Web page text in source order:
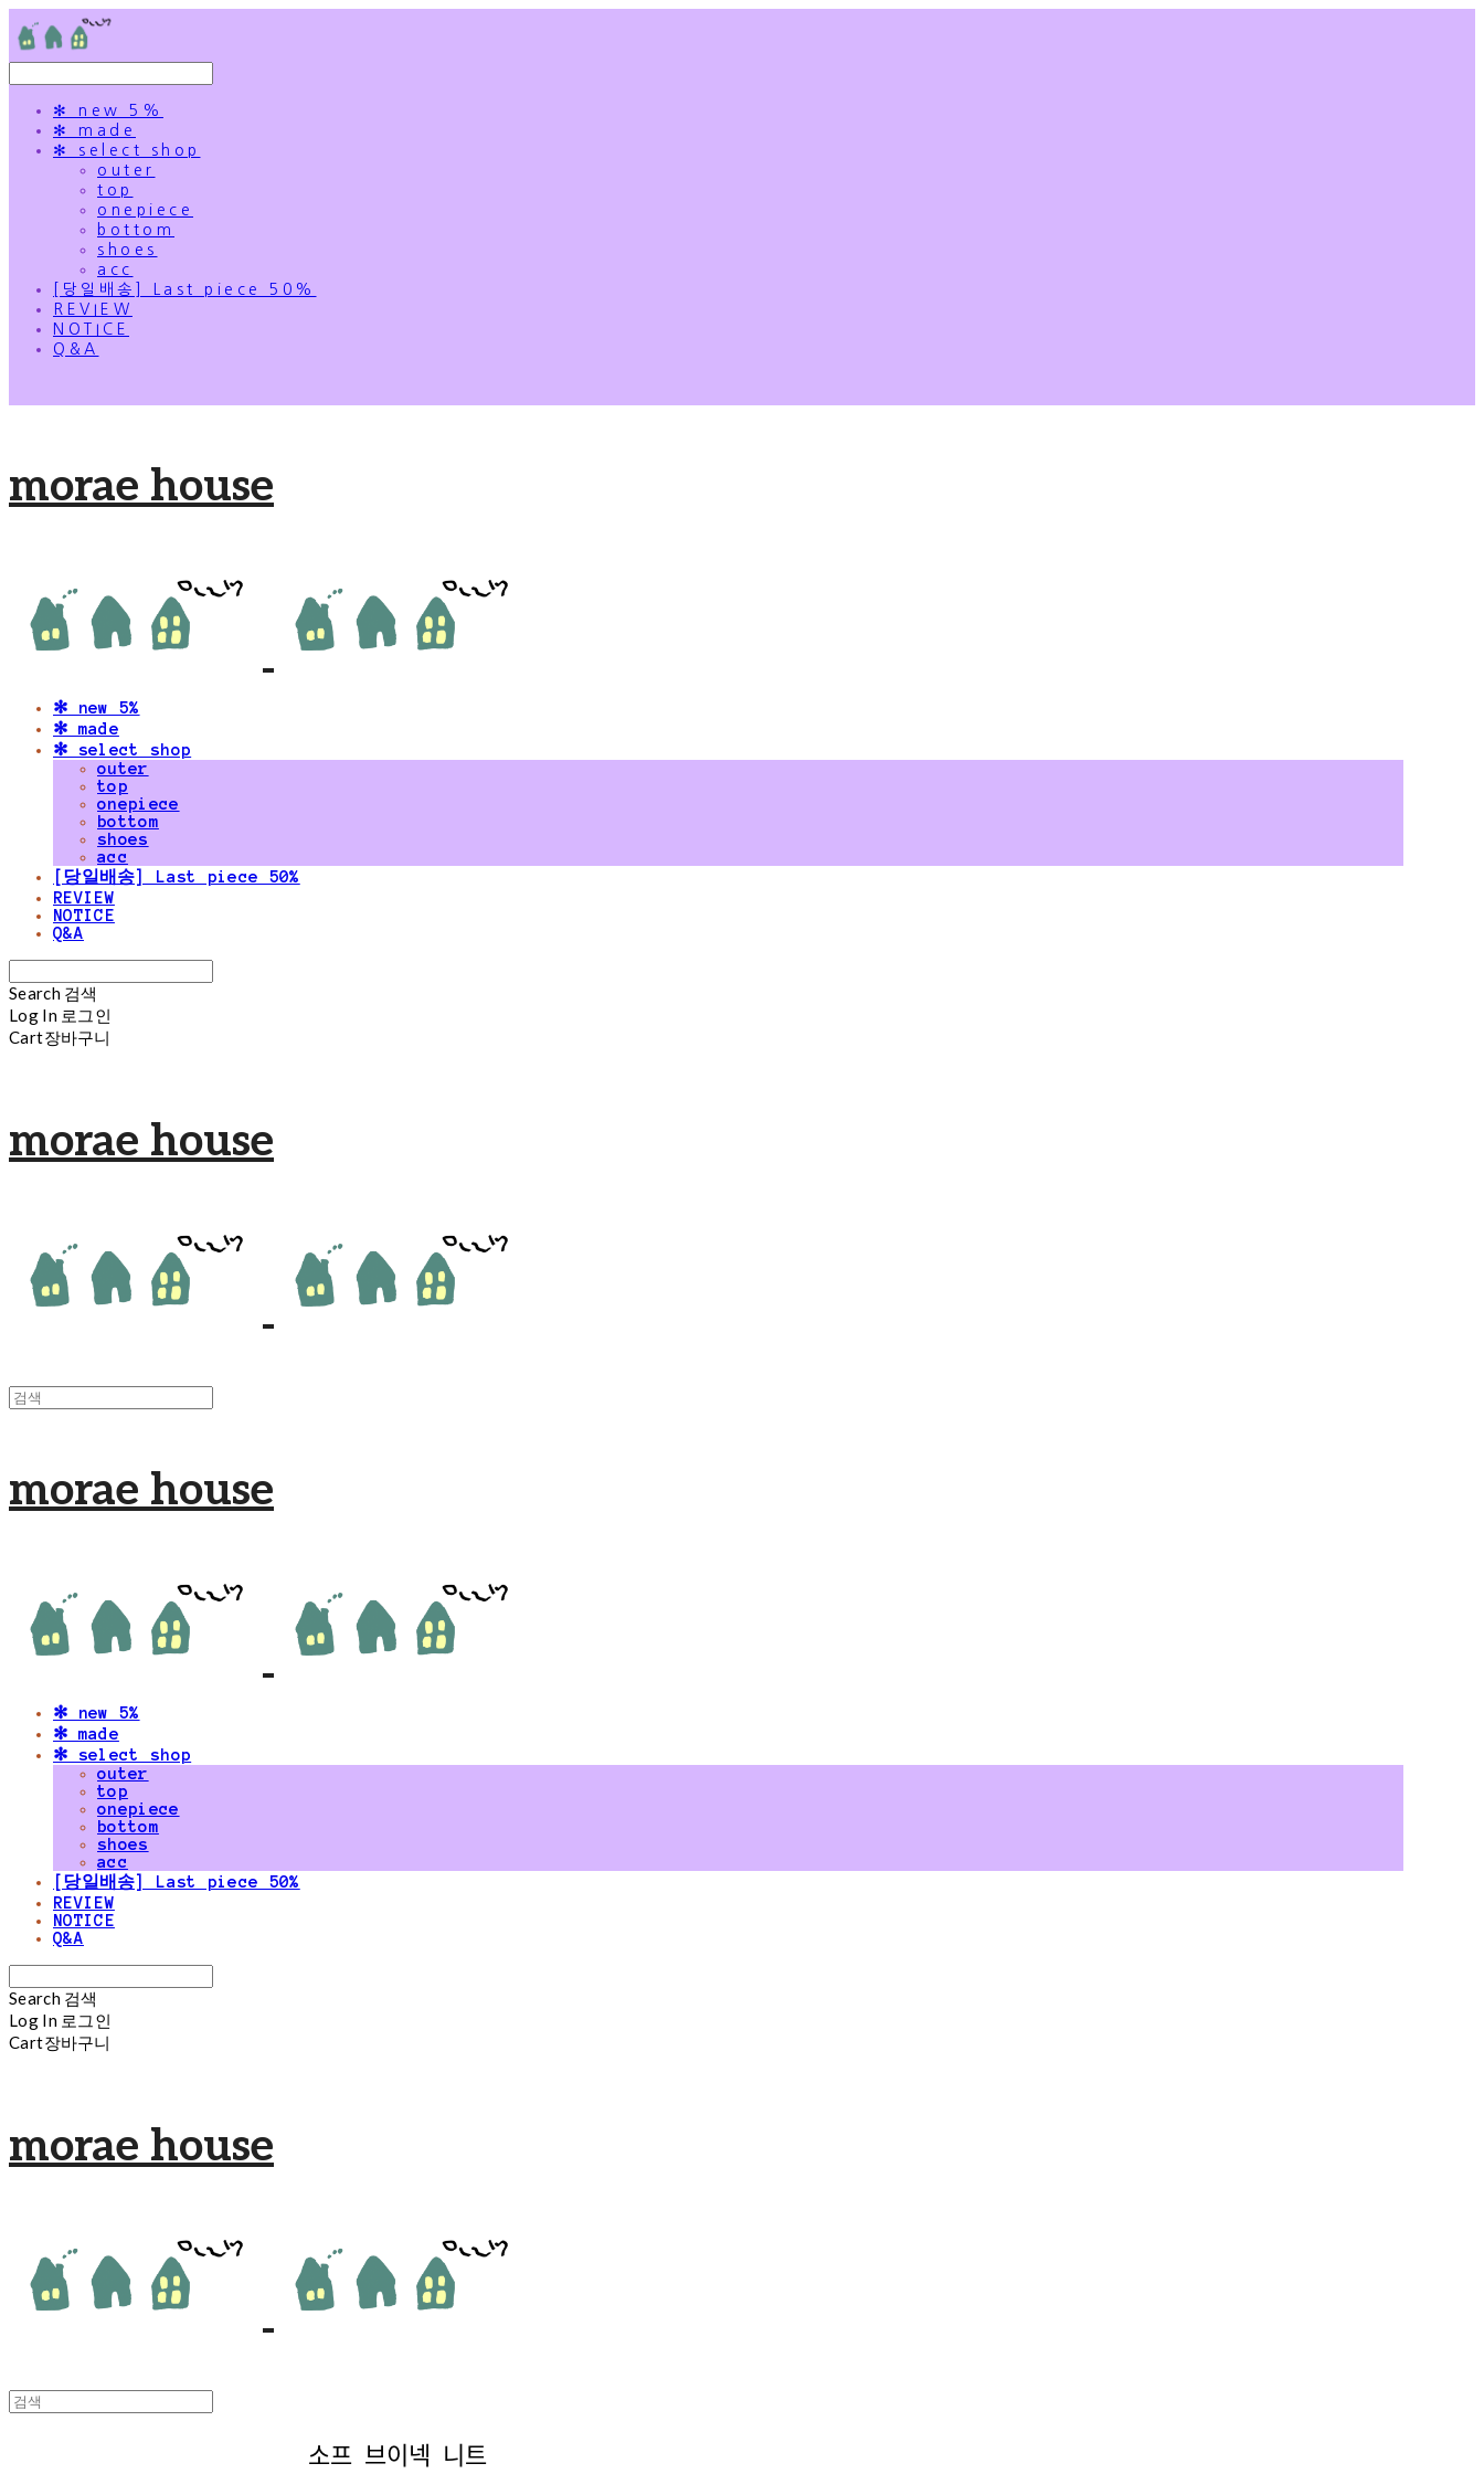
✻ new 5%
✻ made
✻ select shop
outer
top
onepiece
bottom
shoes
acc
[당일배송] Last piece 50%
REVIEW
NOTICE
Q&A
morae house
✻ new 5%
✻ made
✻ select shop
outer
top
onepiece
bottom
shoes
acc
[당일배송] Last piece 50%
REVIEW
NOTICE
Q&A
Search 검색
Log In 로그인
Cart장바구니
morae house
morae house
✻ new 5%
✻ made
✻ select shop
outer
top
onepiece
bottom
shoes
acc
[당일배송] Last piece 50%
REVIEW
NOTICE
Q&A
Search 검색
Log In 로그인
Cart장바구니
morae house
소프 브이넥 니트